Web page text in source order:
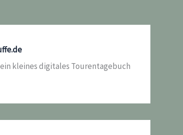
kleines digitales Tourentagebuch